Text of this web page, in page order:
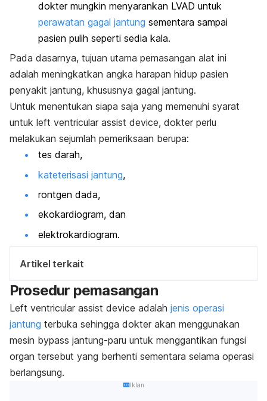
dokter mungkin menyarankan LVAD untuk
perawatan gagal jantung sementara sampai
pasien pulih seperti sedia kala.
Pada dasarnya, tujuan utama pemasangan alat ini
adalah meningkatkan angka harapan hidup pasien
penyakit jantung, khususnya gagal jantung.
Untuk menentukan siapa saja yang memenuhi syarat
untuk left ventricular assist device, dokter perlu
melakukan sejumlah pemeriksaan berupa:
tes darah,
kateterisasi jantung,
rontgen dada,
ekokardiogram, dan
elektrokardiogram.
Artikel terkait
Prosedur pemasangan
Left ventricular assist device adalah jenis operasi
jantung terbuka sehingga dokter akan menggunakan
mesin bypass jantung-paru untuk menggantikan fungsi
organ tersebut yang berhenti sementara selama operasi
berlangsung.
Iklan